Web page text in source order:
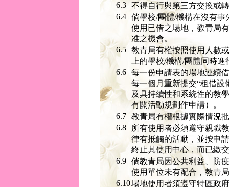
6.3
不得自行與第三方交換或
6.4
倘學校/團體/機構在沒有
使用已借之場地，教青局
准之機會。
6.5
教青局有權按照使用人數
上的學校/機構/團體同時
6.6
每一份申請表的場地連續
每一個月重新提交“租借設
及具持續性和系統性的教
有關活動規劃作申請）。
6.7
教青局有權根據實際情況
6.8
所有使用者必須遵守親職
律有抵觸的活動，並按申
終止其使用中心，而已繳
6.9
倘教青局因公共利益、防
使用單位未有配合，教青
6.10場地使用者須遵守特區政